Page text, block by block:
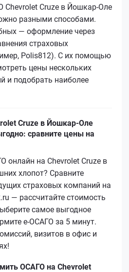
Chevrolet Cruze в Йошкар-Оле
разными способами.
— оформление через
страховых
Polis812). С их помощью
цены нескольких
и подобрать наиболее
Cruze в Йошкар-Оле
сравните цены на
онлайн на Chevrolet Cruze в
хлопот? Сравните
страховых компаний на
— рассчитайте стоимость
самое выгодное
е‑ОСАГО за 5 минут.
визитов в офис и
ОСАГО на Chevrolet